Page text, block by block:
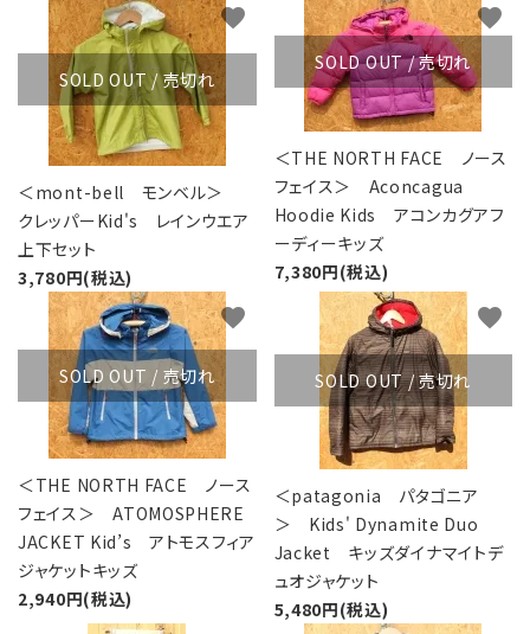
SOLD OUT / 売切れ
＜mont-bell モンベル＞
クレッパーKid's レインウエア
上下セット
3,780円(税込)
favorite
SOLD OUT / 売切れ
＜THE NORTH FACE ノース
フェイス＞ Aconcagua
Hoodie Kids アコンカグアフ
ーディーキッズ
7,380円(税込)
favorite
SOLD OUT / 売切れ
＜THE NORTH FACE ノース
フェイス＞ ATOMOSPHERE
JACKET Kid’s アトモスフィア
ジャケットキッズ
2,940円(税込)
favorite
SOLD OUT / 売切れ
＜patagonia パタゴニア
＞ Kids' Dynamite Duo
Jacket キッズダイナマイトデ
ュオジャケット
5,480円(税込)
favorite